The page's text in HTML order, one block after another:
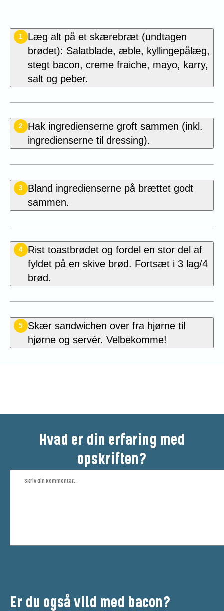
1
Læg alt på et skærebræt (undtagen
brødet): Salatblade, æble, kyllingepålæg,
stegt bacon, creme fraiche, mayo, karry,
salt og peber.
2
Hak ingredienserne groft sammen (inkl.
ingredienserne til dressing).
3
Bland ingredienserne på brættet godt
sammen.
4
Rist toastbrødet og fordel en stor del af
fyldet på en skive brød. Fortsæt i 3 lag/4
brød.
5
Skær sandwichen over fra hjørne til
hjørne og servér. Velbekomme!
Hvad er din erfaring med
opskriften?
Er du også vild med bacon?